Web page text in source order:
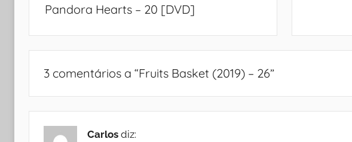
artigos
Pandora Hearts – 20 [DVD]
3 comentários a “Fruits Basket (2019) – 26”
Carlos diz: